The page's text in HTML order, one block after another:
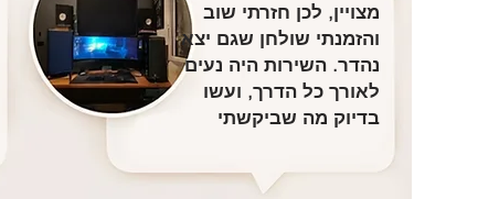
מצויין, לכן חזרתי שוב
והזמנתי שולחן שגם יצא
נהדר. השירות היה נעים
לאורך כל הדרך, ועשו
בדיוק מה שביקשתי